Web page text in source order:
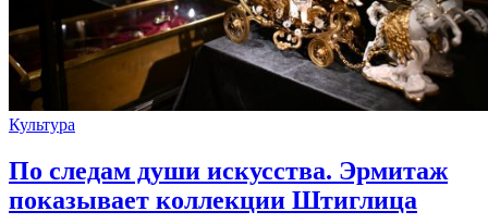
Культура
По следам души искусства. Эрмитаж
показывает коллекции Штиглица